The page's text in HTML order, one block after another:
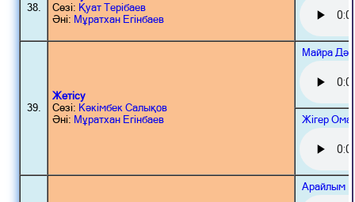
38.
Сөзі: Қуат Терібаев
Әні: Мұратхан Егінбаев
39.
Жетісу
Сөзі: Кәкімбек Салықов
Әні: Мұратхан Егінбаев
Майра
Жігер
Арайлым